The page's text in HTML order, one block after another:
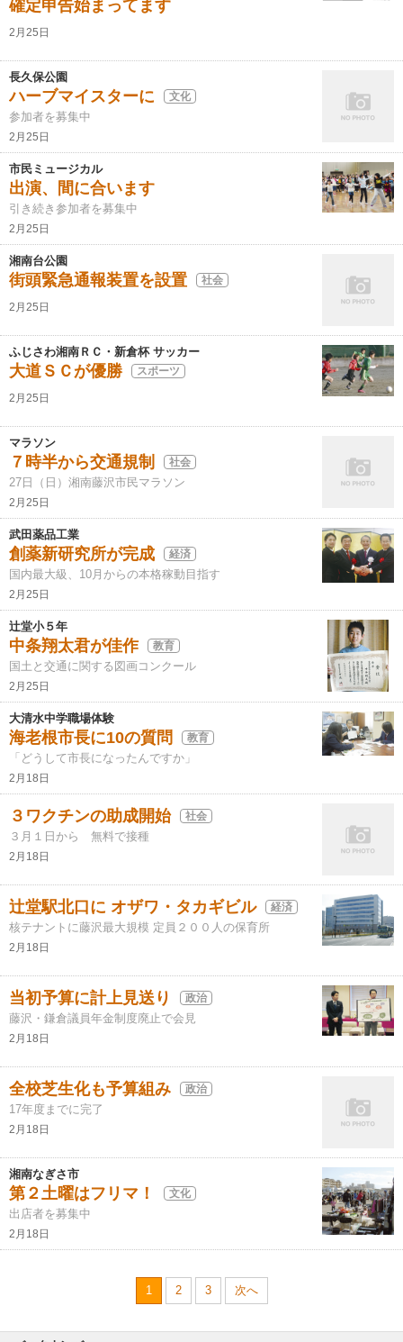
確定申告始まってます
2月25日
長久保公園
ハーブマイスターに 文化
参加者を募集中
2月25日
市民ミュージカル
出演、間に合います
引き続き参加者を募集中
2月25日
湘南台公園
街頭緊急通報装置を設置 社会
2月25日
ふじさわ湘南ＲＣ・新倉杯 サッカー
大道ＳＣが優勝 スポーツ
2月25日
マラソン
７時半から交通規制 社会
27日（日）湘南藤沢市民マラソン
2月25日
武田薬品工業
創薬新研究所が完成 経済
国内最大級、10月からの本格稼動目指す
2月25日
辻堂小５年
中条翔太君が佳作 教育
国土と交通に関する図画コンクール
2月25日
大清水中学職場体験
海老根市長に10の質問 教育
「どうして市長になったんですか」
2月18日
３ワクチンの助成開始 社会
３月１日から 無料で接種
2月18日
辻堂駅北口に オザワ・タカギビル 経済
核テナントに藤沢最大規模 定員２００人の保育所
2月18日
当初予算に計上見送り 政治
藤沢・鎌倉議員年金制度廃止で会見
2月18日
全校芝生化も予算組み 政治
17年度までに完了
2月18日
湘南なぎさ市
第２土曜はフリマ！ 文化
出店者を募集中
2月18日
1 2 3 次へ